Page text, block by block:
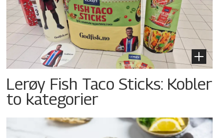
Lerøy Fish Taco Sticks: Kobler
to kategorier